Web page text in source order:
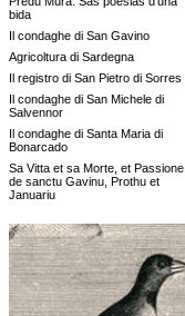
bida
Il condaghe di San Gavino
Agricoltura di Sardegna
Il registro di San Pietro di Sorres
Il condaghe di San Michele di
Salvennor
Il condaghe di Santa Maria di
Bonarcado
Sa Vitta et sa Morte, et Passione
de sanctu Gavinu, Prothu et
Januariu